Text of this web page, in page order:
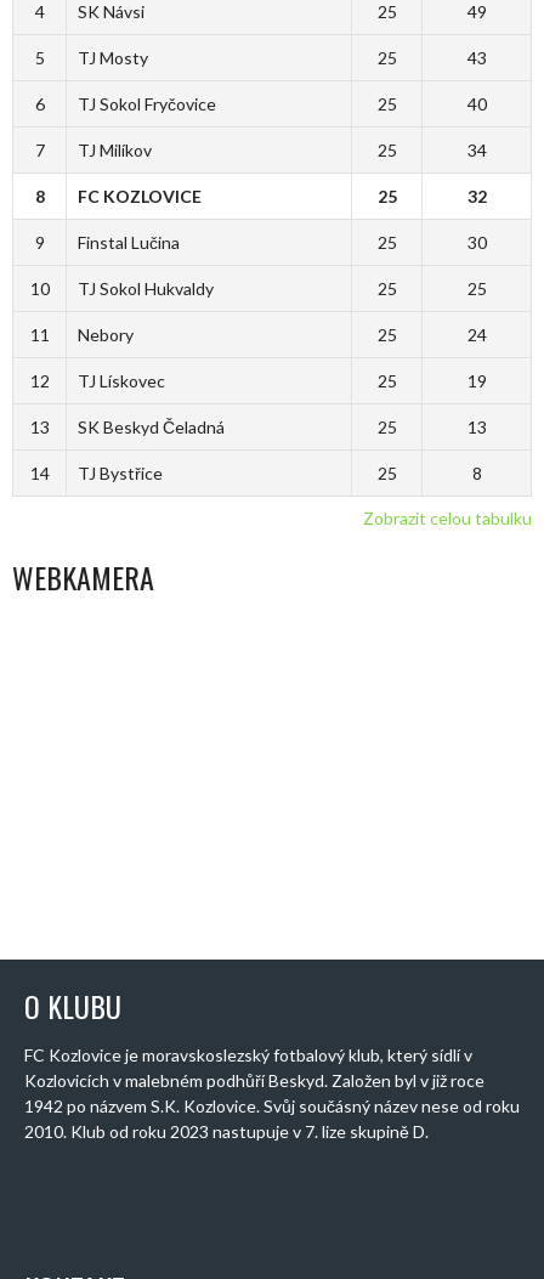
4 SK Návsi 25 49
5 TJ Mosty 25 43
6 TJ Sokol Fryčovice 25 40
7 TJ Milíkov 25 34
8 FC KOZLOVICE 25 32
9 Finstal Lučina 25 30
10 TJ Sokol Hukvaldy 25 25
11 Nebory 25 24
12 TJ Lískovec 25 19
13 SK Beskyd Čeladná 25 13
14 TJ Bystřice 25 8
Zobrazit celou tabulku
WEBKAMERA
O KLUBU
FC Kozlovice je moravskoslezský fotbalový klub, který sídlí v
Kozlovicích v malebném podhůří Beskyd. Založen byl v již roce
1942 po názvem S.K. Kozlovice. Svůj součásný název nese od roku
2010. Klub od roku 2023 nastupuje v 7. lize skupině D.